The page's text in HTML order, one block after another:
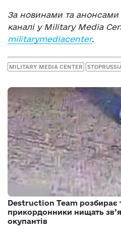
За новинами та анонсами
каналі у Military Media
militarymediacenter.
MILITARY MEDIA CENTER
Destruction Team розбирає
прикордонники нищать
окупантів